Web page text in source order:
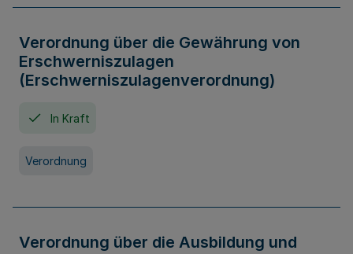
Verordnung über die Gewährung von
Erschwerniszulagen
(Erschwerniszulagenverordnung)
In Kraft
Verordnung
Verordnung über die Ausbildung und